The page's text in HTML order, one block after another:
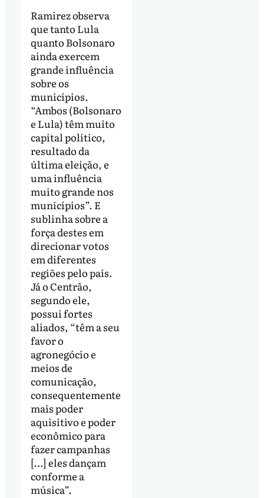
Ramirez observa
que tanto Lula
quanto Bolsonaro
ainda exercem
grande influência
sobre os
municípios.
“Ambos (Bolsonaro
e Lula) têm muito
capital político,
resultado da
última eleição, e
uma influência
muito grande nos
municípios”. E
sublinha sobre a
força destes em
direcionar votos
em diferentes
regiões pelo país.
Já o Centrão,
segundo ele,
possui fortes
aliados, “têm a seu
favor o
agronegócio e
meios de
comunicação,
consequentemente
mais poder
aquisitivo e poder
econômico para
fazer campanhas
[…] eles dançam
conforme a
música”.